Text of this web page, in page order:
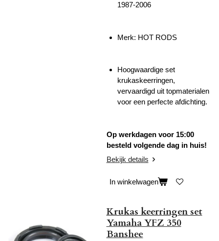
1987-2006
Merk: HOT RODS
Hoogwaardige set
krukaskeerringen,
vervaardigd uit topmaterialen
voor een perfecte afdichting.
Op werkdagen voor 15:00
besteld volgende dag in huis!
Bekijk details
In winkelwagen
Krukas keerringen set
Yamaha YFZ 350
Banshee